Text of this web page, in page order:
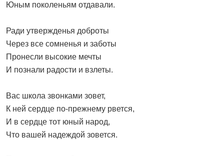
Юным поколеньям отдавали.
Ради утвержденья доброты
Через все сомненья и заботы
Пронесли высокие мечты
И познали радости и взлеты.
Вас школа звонками зовет,
К ней сердце по-прежнему рвется,
И в сердце тот юный народ,
Что вашей надеждой зовется.